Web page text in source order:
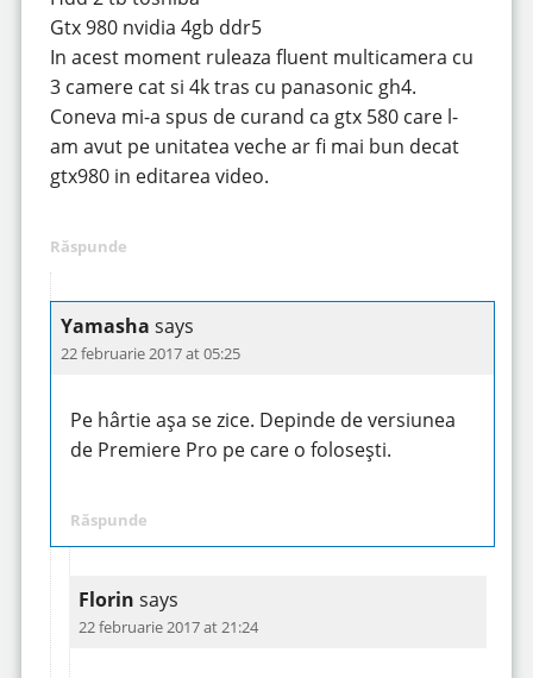
Gtx 980 nvidia 4gb ddr5
In acest moment ruleaza fluent multicamera cu
3 camere cat si 4k tras cu panasonic gh4.
Coneva mi-a spus de curand ca gtx 580 care l-
am avut pe unitatea veche ar fi mai bun decat
gtx980 in editarea video.
Răspunde
Yamasha says
22 februarie 2017 at 05:25
Pe hârtie așa se zice. Depinde de versiunea
de Premiere Pro pe care o folosești.
Răspunde
Florin says
22 februarie 2017 at 21:24